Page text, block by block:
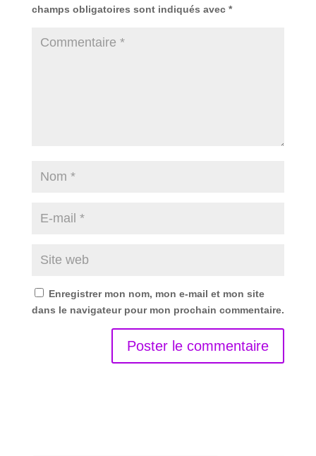
champs obligatoires sont indiqués avec *
Enregistrer mon nom, mon e-mail et mon site
dans le navigateur pour mon prochain commentaire.